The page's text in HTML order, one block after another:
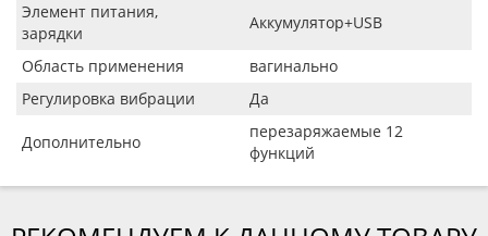
Элемент питания,
зарядки
Аккумулятор+USB
Область применения
вагинально
Регулировка вибрации
Да
Дополнительно
перезаряжаемые 12
функций